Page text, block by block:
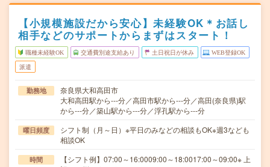
【小規模施設だから安心】未経験OK＊お話し
相手などのサポートからまずはスタート！
職種未経験OK 交通費別途支給あり 土日祝日が休み WEB登録OK
派遣
勤務地
奈良県大和高田市
大和高田駅から---分／高田市駅から---分／高田(奈良県)駅
から---分／築山駅から---分／浮孔駅から---分
曜日頻度
シフト制（月～日）※平日のみなどの相談もOK※週3なども
相談OK
時間
【シフト例】07:00～16:0009:00～18:0017:00～09:00※ 上